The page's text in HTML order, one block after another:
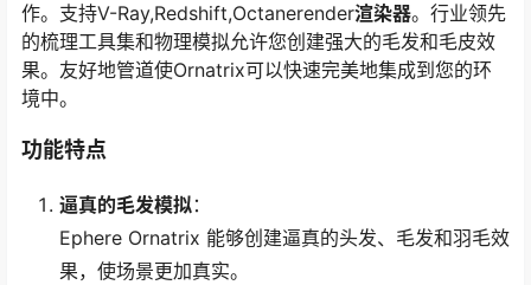
作。支持V-Ray,Redshift,Octanerender渲染器。行业领先
的梳理工具集和物理模拟允许您创建强大的毛发和毛皮效
果。友好地管道使Ornatrix可以快速完美地集成到您的环
境中。
功能特点
逼真的毛发模拟：
Ephere Ornatrix 能够创建逼真的头发、毛发和羽毛效
果，使场景更加真实。